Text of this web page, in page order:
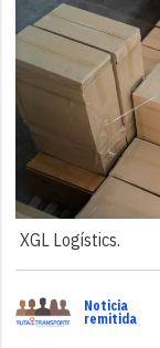
XGL Logístics.
Noticia
remitida